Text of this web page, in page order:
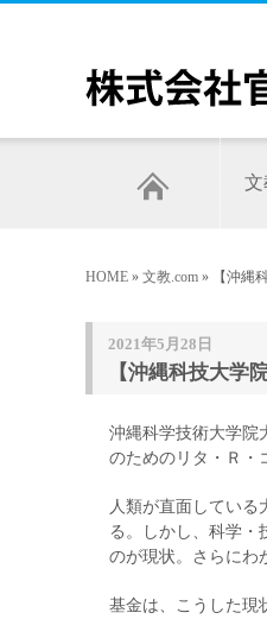
文
HOME » 文教.com » 【沖縄
2021年5月28日
【沖縄科技大学
沖縄科学技術大学院
のためのリタ・Ｒ・
人類が直面してい
る。しかし、科学・
のが現状。さらにわ
基金は、こうした現